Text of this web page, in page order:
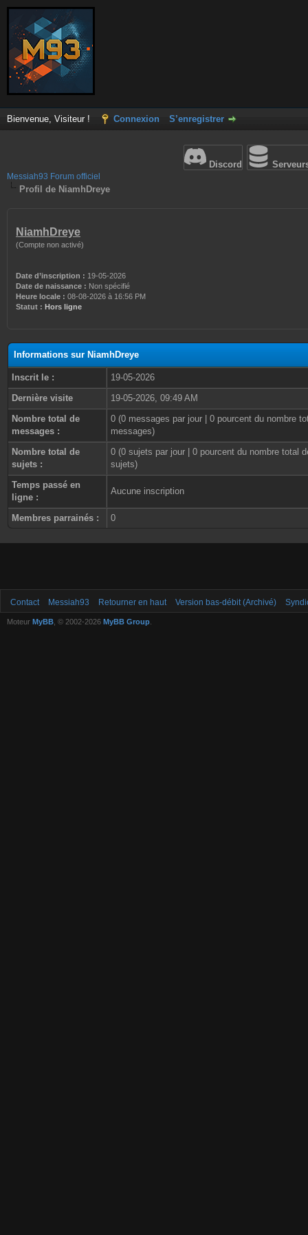
Bienvenue, Visiteur ! Connexion S’enregistrer
Discord
Messiah93 Forum officiel
Profil de NiamhDreye
NiamhDreye
(Compte non activé)
Date d’inscription : 19-05-2026
Date de naissance : Non spécifié
Heure locale : 08-08-2026 à 16:56 PM
Statut : Hors ligne
Informations sur NiamhDreye
Inscrit le :
19-05-2026
Dernière visite
19-05-2026, 09:49 AM
Nombre total de
messages :
0 (0 messages par jour | 0 pourcent du nombre
messages)
Nombre total de
sujets :
0 (0 sujets par jour | 0 pourcent du nombre total
sujets)
Temps passé en
ligne :
Aucune inscription
Membres parrainés : 0
Contact Messiah93 Retourner en haut Version bas-débit (Archivé)
Moteur MyBB , © 2002-2026 MyBB Group